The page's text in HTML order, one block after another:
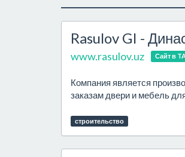
Rasulov GI -
www.rasulov.uz Сайт в
Компания является
заказам двери и мебель
строительство